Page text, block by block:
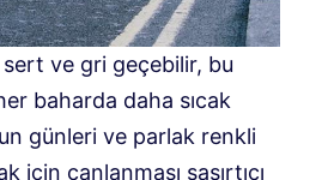
sert ve gri geçebilir, bu
baharda daha sıcak
günleri ve parlak renkli
için canlanması şaşırtıcı